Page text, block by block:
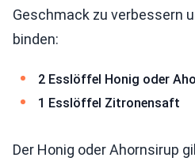
Geschmack zu verbessern
binden:
2 Esslöffel Honig oder
1 Esslöffel Zitronensaft
Der Honig oder Ahornsirup